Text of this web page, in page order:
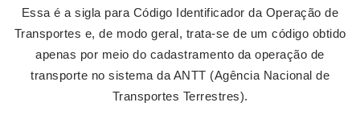
Essa é a sigla para Código Identificador da Operação de
Transportes e, de modo geral, trata-se de um código obtido
apenas por meio do cadastramento da operação de
transporte no sistema da ANTT (Agência Nacional de
Transportes Terrestres).